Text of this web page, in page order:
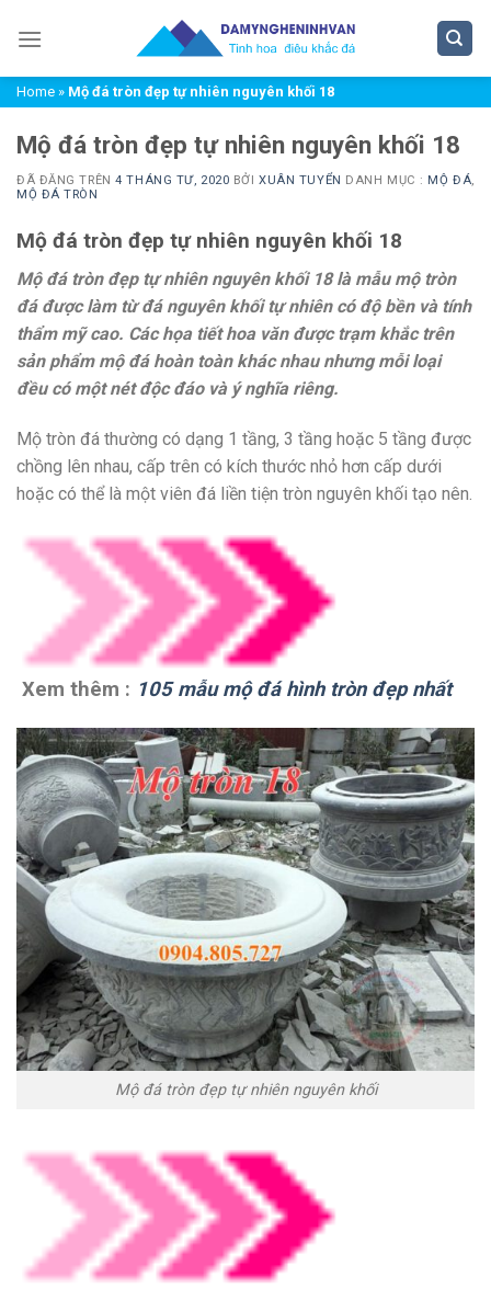
đến
dungHome » Mộ đá tròn đẹp tự nhiên nguyên khối 18
Mộ đá tròn đẹp tự nhiên nguyên khối 18
ĐÃ ĐĂNG TRÊN4 THÁNG TƯ, 2020 BỞIXUÂN TUYỂN DANH MỤC : MỘ ĐÁ,
MỘ ĐÁ TRÒN
Mộ đá tròn đẹp tự nhiên nguyên khối 18
Mộ đá tròn đẹp tự nhiên nguyên khối 18 là mẫu mộ tròn
đá được làm từ đá nguyên khối tự nhiên có độ bền và tính
thẩm mỹ cao. Các họa tiết hoa văn được trạm khắc trên
sản phẩm mộ đá hoàn toàn khác nhau nhưng mỗi loại
đều có một nét độc đáo và ý nghĩa riêng.
Mộ tròn đá thường có dạng 1 tầng, 3 tầng hoặc 5 tầng được
chồng lên nhau, cấp trên có kích thước nhỏ hơn cấp dưới
hoặc có thể là một viên đá liền tiện tròn nguyên khối tạo nên.
Xem thêm : 105 mẫu mộ đá hình tròn đẹp nhất
Mộ đá tròn đẹp tự nhiên nguyên khối